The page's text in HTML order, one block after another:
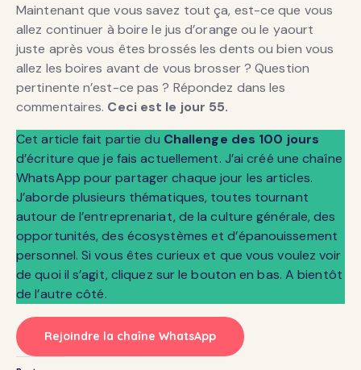
Maintenant que vous savez tout ça, est-ce que vous
allez continuer à boire le jus d’orange ou le yaourt
juste après vous êtes brossés les dents ou bien vous
allez les boires avant de vous brosser ? Question
pertinente n’est-ce pas ? Répondez dans les
commentaires. Ceci est le jour 55.
Cet article fait partie du Challenge des 100 jours
d’écriture que je fais actuellement. J’ai créé une chaîne
WhatsApp pour partager chaque jour les articles.
J’aborde plusieurs thématiques, toutes tournant
autour de l’entreprenariat, de la culture générale, des
opportunités, des écosystèmes et d’épanouissement
personnel. Si vous êtes curieux et que vous voulez voir
de quoi il s’agit, cliquez sur le bouton en bas. A bientôt
de l’autre côté.
Rejoindre la chaîne WhatsApp